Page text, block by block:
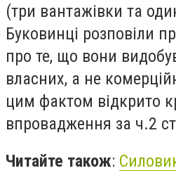
(три вантажівки та
Буковинці розповіли
про те, що вони
власних, а не
цим фактом відкрито
впровадження за ч.2
Читайте також: